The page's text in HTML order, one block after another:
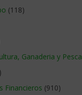
(118)
Ganaderia y Pesca
Financieros (910)